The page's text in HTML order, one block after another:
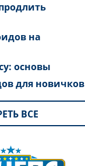
на
основы
для новичков
ВСЕ